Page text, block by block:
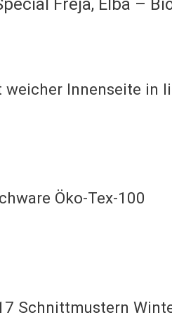
Freja, Elba –
Innenseite in
Öko-Tex-100
Schnittmustern